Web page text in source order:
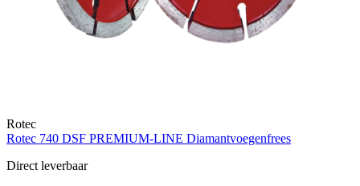
Rotec
Rotec 740 DSF PREMIUM-LINE Diamantvoegenfrees
Direct leverbaar